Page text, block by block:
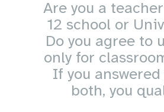
Are you a
12 school or
Do you agree to
only for
If you answered
both, you